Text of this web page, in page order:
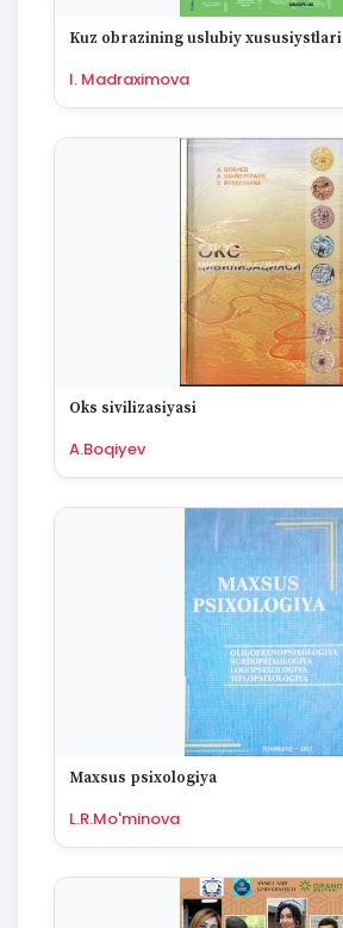
Kuz obrazining uslubiy xususiystlari
I. Madraximova
Oks sivilizasiyasi
A.Boqiyev
Maxsus psixologiya
L.R.Mo'minova